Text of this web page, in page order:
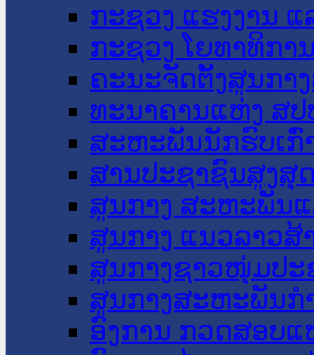
ກະຊວງ ແຮງງານ
ກະຊວງ ໂຍທາທິກາ
ຄະນະຈັດຕັ້ງສູນກາ
ທະນາຄານແຫ່ງ ສປ
ສະຫະພັນນັກຮົບເກົ່
ສານປະຊາຊົນສູງສຸ
ສູນກາງ ສະຫະພັນ
ສູນກາງ ແນວລາວສ້
ສູນກາງຊາວໜຸ່ມປະ
ສູນກາງສະຫະພັນກ
ອົງການ ກວດສອບແ